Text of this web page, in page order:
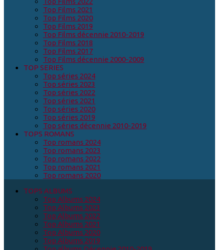
Top Films 2021
Top Films 2020
Top Films 2019
Top Films décennie 2010-2019
Top Films 2018
Top Films 2017
Top Films décennie 2000-2009
TOP SERIES
Top séries 2024
Top séries 2023
Top séries 2022
Top séries 2021
Top séries 2020
Top séries 2019
Top séries décennie 2010-2019
TOPS ROMANS
Top romans 2024
Top romans 2023
Top romans 2022
Top romans 2021
Top romans 2020
TOPS ALBUMS
Top Albums 2024
Top Albums 2023
Top Albums 2022
Top Albums 2021
Top Albums 2020
Top Albums 2019